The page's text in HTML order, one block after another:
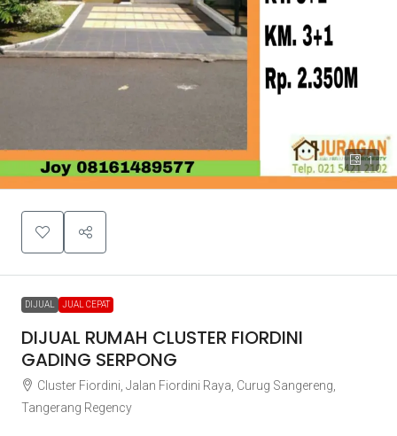
1
DIJUAL JUAL CEPAT
DIJUAL RUMAH CLUSTER FIORDINI
GADING SERPONG
Cluster Fiordini, Jalan Fiordini Raya, Curug Sangereng,
Tangerang Regency